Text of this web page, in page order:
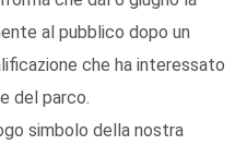
al pubblico dopo un
che ha interessato
del parco.
simbolo della nostra